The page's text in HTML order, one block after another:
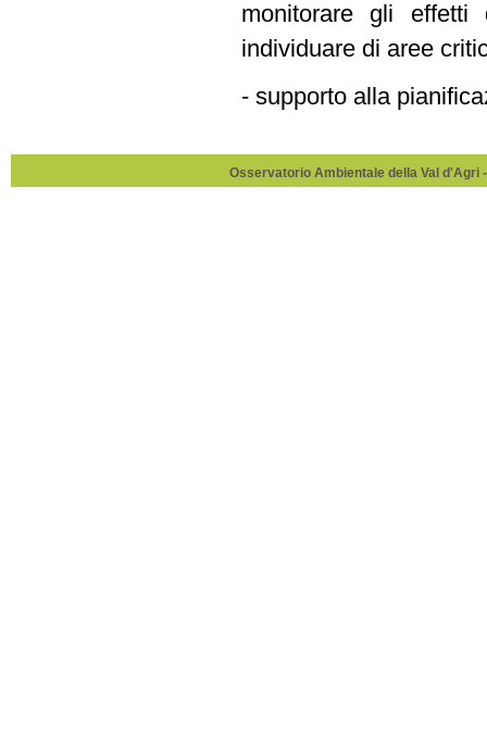
monitorare gli
individuare di aree
- supporto alla
Osservatorio Ambientale della Val d'Agri